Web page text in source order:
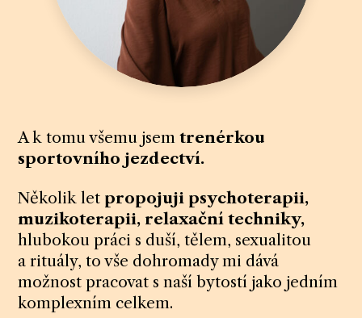
A k tomu všemu jsemtrenérkou
sportovního jezdectví.
Několik let propojuji psychoterapii,
muzikoterapii, relaxační techniky,
hlubokou práci s duší, tělem, sexualitou
a rituály, to vše dohromady mi dává
možnost pracovat s naší bytostí jako jedním
komplexním celkem.